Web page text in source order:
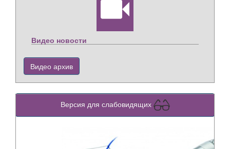
Видео новости
Видео архив
Версия для слабовидящих